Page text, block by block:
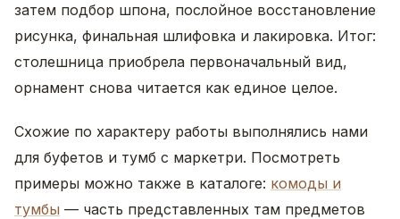
затем подбор шпона, послойное восстановление
рисунка, финальная шлифовка и лакировка. Итог:
столешница приобрела первоначальный вид,
орнамент снова читается как единое целое.
Схожие по характеру работы выполнялись нами
для буфетов и тумб с маркетри. Посмотреть
примеры можно также в каталоге: комоды и
тумбы — часть представленных там предметов